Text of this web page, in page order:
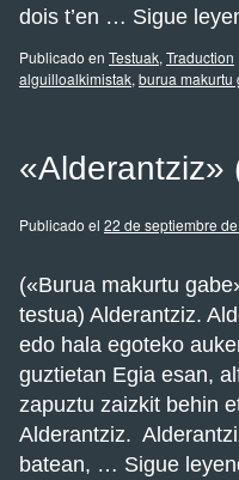
dois t’en … Sigue
Publicado en Testuak, Traduction
alguilloalkimistak, burua makurtu
«Alderantziz»
Publicado el 22 de septiembre
(«Burua makurtu
testua) Alderantziz.
edo hala egoteko
guztietan Egia esan,
zapuztu zaizkit behin
Alderantziz.
batean, … Sigue